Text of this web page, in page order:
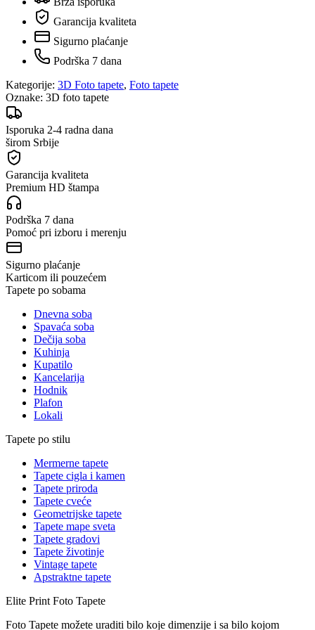
Garancija kvaliteta
Sigurno plaćanje
Podrška 7 dana
Kategorije: 3D Foto tapete, Foto tapete
Oznake: 3D foto tapete
Isporuka 2-4 radna dana
širom Srbije
Garancija kvaliteta
Premium HD štampa
Podrška 7 dana
Pomoć pri izboru i merenju
Sigurno plaćanje
Karticom ili pouzećem
Tapete po sobama
Dnevna soba
Spavaća soba
Dečija soba
Kuhinja
Kupatilo
Kancelarija
Hodnik
Plafon
Lokali
Tapete po stilu
Mermerne tapete
Tapete cigla i kamen
Tapete priroda
Tapete cveće
Geometrijske tapete
Tapete mape sveta
Tapete gradovi
Tapete životinje
Vintage tapete
Apstraktne tapete
Elite Print Foto Tapete
Foto Tapete možete uraditi bilo koje dimenzije i sa bilo kojom